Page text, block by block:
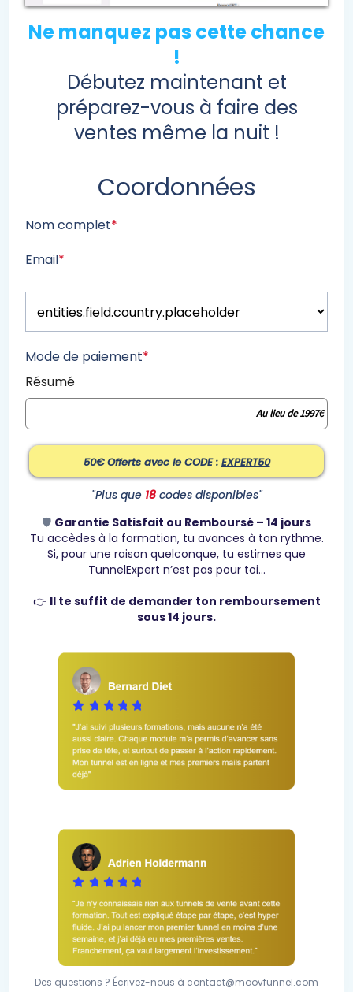
Ne manquez pas cette chance
!
Débutez maintenant et
préparez-vous à faire des
ventes même la nuit !
Coordonnées
Nom complet*
Email*
Mode de paiement*
Résumé
Au lieu de 1997€
50€ Offerts avec le CODE : EXPERT50
"Plus que 18 codes disponibles"
🛡️ Garantie Satisfait ou Remboursé – 14 jours
Tu accèdes à la formation, tu avances à ton rythme.
Si, pour une raison quelconque, tu estimes que
TunnelExpert n’est pas pour toi…
👉 Il te suffit de demander ton remboursement
sous 14 jours.
Des questions ? Écrivez-nous à contact@moovfunnel.com